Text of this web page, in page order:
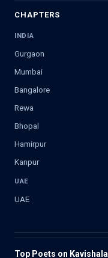
CHAPTERS
INDIA
Gurgaon
Mumbai
Bangalore
Rewa
Bhopal
Hamirpur
Kanpur
UAE
UAE
Top Poets on Kavishala